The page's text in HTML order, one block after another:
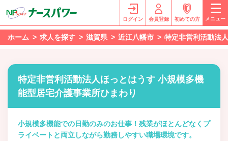
ログイン 会員登録 初めての方 メニュー
ホーム 求人を探す 滋賀県 近江八幡市 特定非営利活動法
特定非営利活動法人ほっとはうす 小規模多機
能型居宅介護事業所ひまわり
小規模多機能での日勤のみのお仕事！残業がほとんどなくプ
ライベートと両立しながら勤務しやすい職場環境です。